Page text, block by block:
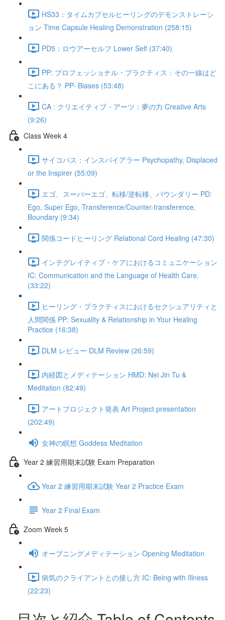
HS33：タイムカプセルヒーリングのデモンストレーシ
ョン Time Capsule Healing Demonstration (258:15)
PD5：ロウアーセルフ Lower Self (37:40)
PP: プロフェッショナル・プラクティス：その一線はど
こにある？ PP- Biases (53:48)
CA : クリエイティブ・アーツ：夢の力 Creative Arts
(9:26)
Class Week 4
サイコパス：インスパイアラー Psychopathy, Displaced
or the Inspirer (55:09)
エゴ、スーパーエゴ、転移/逆転移、バウンダリー PD:
Ego, Super Ego, Transference/Counter-transference,
Boundary (9:34)
関係コードヒーリング Relational Cord Healing (47:30)
インテグレイティブ・ケアにおけるコミュニケーション
IC: Communication and the Language of Health Care.
(33:22)
ヒーリング・プラクティスにおけるセクシュアリティと
人間関係 PP: Sexuality & Relationship in Your Healing
Practice (16:38)
DLM レビュー DLM Review (26:59)
内経図とメディテーション HMD: Nei Jin Tu &
Meditation (82:49)
アートプロジェクト発表 Art Project presentation
(202:49)
女神の瞑想 Goddess Meditation
Year 2 練習用期末試験 Exam Preparation
Year 2 練習用期末試験 Year 2 Practice Exam
Year 2 Final Exam
Zoom Week 5
オープニングメディテーション Opening Meditation
病気のクライアントとの接し方 IC: Being with Illness
(22:23)